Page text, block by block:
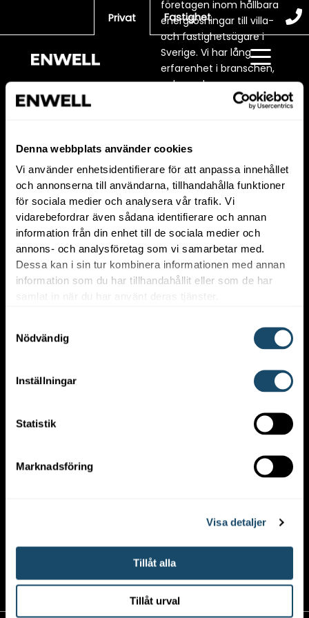
Denna webbplats använder cookies
Vi använder enhetsidentifierare för att anpassa innehållet
och annonserna till användarna, tillhandahålla funktioner
för sociala medier och analysera vår trafik. Vi
vidarebefordrar även sådana identifierare och annan
information från din enhet till de sociala medier och
annons- och analysföretag som vi samarbetar med.
Dessa kan i sin tur kombinera informationen med annan
information som du har tillhandahållit eller som de har
samlat in när du har använt deras tjänster.
Nödvändig
Inställningar
Statistik
Marknadsföring
Visa detaljer
Tillåt alla
Tillåt urval
Privat Fastighet
företagen inom hållbara
energilösningar till villa-
och fastighetsägare i
Sverige. Vi har lång
erfarenhet i branschen,
och med en
entreprenörsdriven
koncern. Vi är stolta
över att vara en av
Sveriges ledande
installatör och
serviceleverantör för
hållbara energilösningar.
Vi är ett helägt
dotterbolag till
Vattenfall och en del av
Vattenfalls strategi att
Selbäcksvägen 1
falun@enwell.se